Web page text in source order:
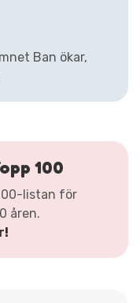
Ban ökar,
100
listan för
åren.